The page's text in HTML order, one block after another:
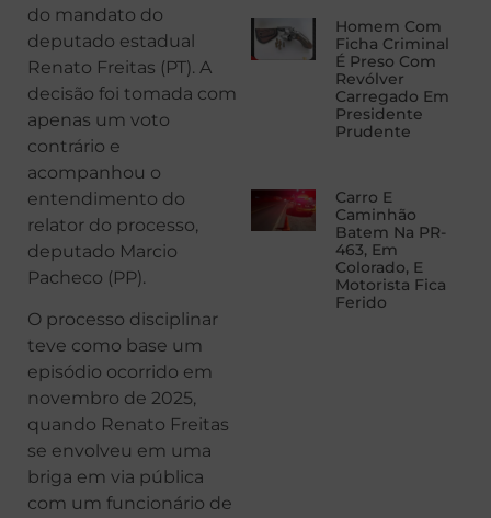
do mandato do
deputado estadual
Renato Freitas (PT). A
decisão foi tomada com
apenas um voto
contrário e
acompanhou o
entendimento do
relator do processo,
deputado Marcio
Pacheco (PP).
O processo disciplinar
teve como base um
episódio ocorrido em
novembro de 2025,
quando Renato Freitas
se envolveu em uma
briga em via pública
com um funcionário de
Homem Com
Ficha Criminal
É Preso Com
Revólver
Carregado Em
Presidente
Prudente
Carro E
Caminhão
Batem Na PR-
463, Em
Colorado, E
Motorista Fica
Ferido